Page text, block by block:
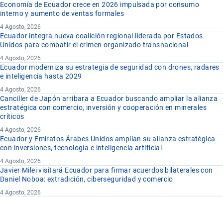
Economía de Ecuador crece en 2026 impulsada por consumo
interno y aumento de ventas formales
4 Agosto, 2026
Ecuador integra nueva coalición regional liderada por Estados
Unidos para combatir el crimen organizado transnacional
4 Agosto, 2026
Ecuador moderniza su estrategia de seguridad con drones, radares
e inteligencia hasta 2029
4 Agosto, 2026
Canciller de Japón arribara a Ecuador buscando ampliar la alianza
estratégica con comercio, inversión y cooperación en minerales
críticos
4 Agosto, 2026
Ecuador y Emiratos Árabes Unidos amplían su alianza estratégica
con inversiones, tecnología e inteligencia artificial
4 Agosto, 2026
Javier Milei visitará Ecuador para firmar acuerdos bilaterales con
Daniel Noboa: extradición, ciberseguridad y comercio
4 Agosto, 2026